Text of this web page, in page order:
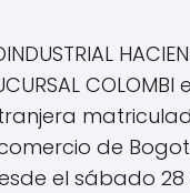
COLOMBI
de
el sábado 28